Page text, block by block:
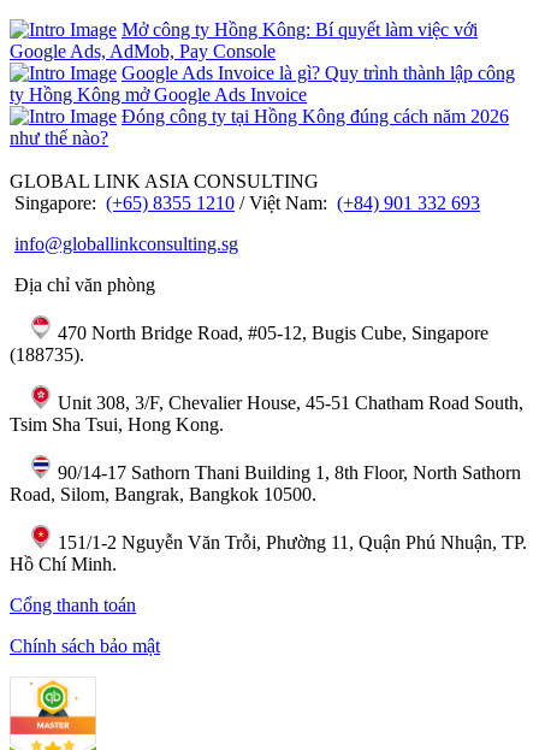
Mở công ty Hồng Kông: Bí quyết làm việc với
Google Ads, AdMob, Pay Console
Google Ads Invoice là gì? Quy trình thành lập công
ty Hồng Kông mở Google Ads Invoice
Đóng công ty tại Hồng Kông đúng cách năm 2026
như thế nào?
GLOBAL LINK ASIA CONSULTING
Singapore: (+65) 8355 1210 / Việt Nam: (+84) 901 332 693
info@globallinkconsulting.sg
Địa chỉ văn phòng
470 North Bridge Road, #05-12, Bugis Cube, Singapore
(188735).
Unit 308, 3/F, Chevalier House, 45-51 Chatham Road South,
Tsim Sha Tsui, Hong Kong.
90/14-17 Sathorn Thani Building 1, 8th Floor, North Sathorn
Road, Silom, Bangrak, Bangkok 10500.
151/1-2 Nguyễn Văn Trỗi, Phường 11, Quận Phú Nhuận, TP.
Hồ Chí Minh.
Cổng thanh toán
Chính sách bảo mật